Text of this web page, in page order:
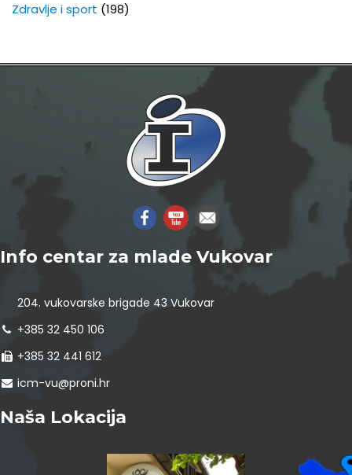
Zdravlje i sport (198)
Info centar za mlade Vukovar
204. vukovarske brigade 43 Vukovar
+385 32 450 106
+385 32 441 612
icm-vu@proni.hr
Naša Lokacija